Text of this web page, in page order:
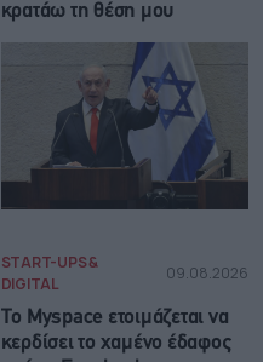
κρατάω τη θέση μου
START-UPS &
DIGITAL
09.08.2026
Το Myspace ετοιμάζεται να
κερδίσει το χαμένο έδαφος